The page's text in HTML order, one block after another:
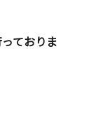
ておりま